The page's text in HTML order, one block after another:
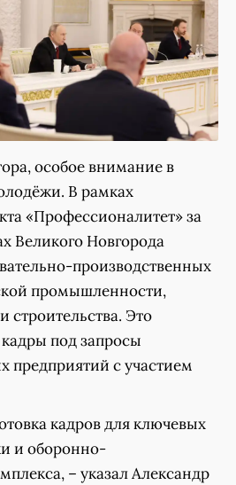
особое внимание в
В рамках
«Профессионалитет» за
Великого Новгорода
производственных
промышленности,
строительства. Это
кадры под запросы
предприятий с участием
кадров для ключевых
и оборонно-
– указал Александр